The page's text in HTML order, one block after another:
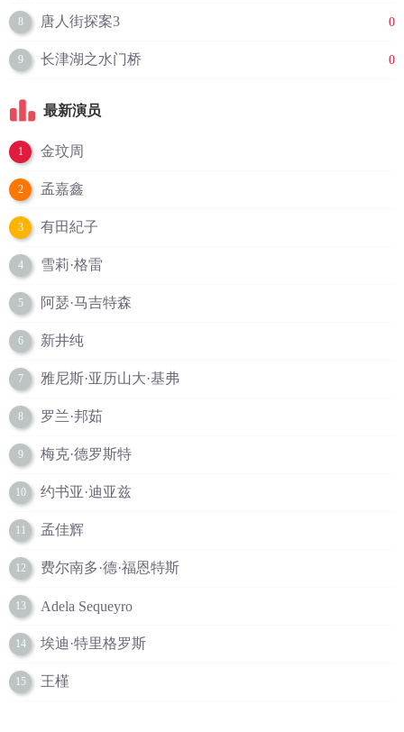
8 唐人街探案3 0
9 长津湖之水门桥 0
最新演员
1 金玟周
2 孟嘉鑫
3 有田紀子
4 雪莉·格雷
5 阿瑟·马吉特森
6 新井纯
7 雅尼斯·亚历山大·基弗
8 罗兰·邦茹
9 梅克·德罗斯特
10 约书亚·迪亚兹
11 孟佳辉
12 费尔南多·德·福恩特斯
13 Adela Sequeyro
14 埃迪·特里格罗斯
15 王槿